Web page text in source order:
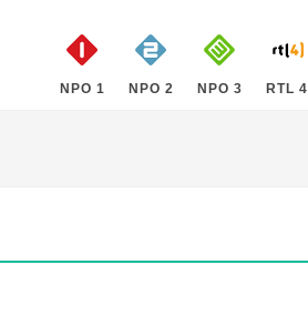
NPO 1 NPO 2 NPO 3 RTL 4